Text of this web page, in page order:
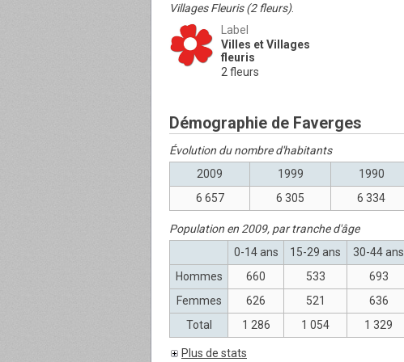
Villages Fleuris (2 fleurs).
Label
Villes et Villages
fleuris
2 fleurs
Démographie de Faverges
Évolution du nombre d'habitants
2009
1999 1990
6 657
6 305 6 334
Population en 2009, par tranche d'âge
0-14 ans
15-29 ans 30-44 ans
Hommes
660 533 693
Femmes
626 521 636
Total
1 286 1 054 1 329
Plus de stats